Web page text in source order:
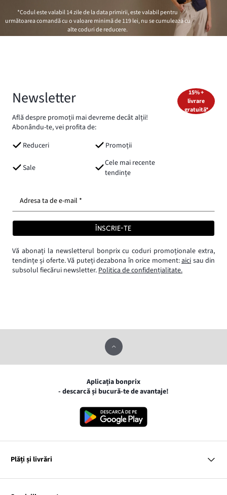
*Codul este valabil 14 zile de la data primirii, este valabil pentru
următoarea comandă cu o valoare minimă de119 lei, nu se cumulează cu
alte coduri de reducere.
Newsletter
Află despre promoții mai devreme decât alții!
Abonându-te, vei profita de:
Reduceri
Promoții
Sale
Cele mai recente
tendințe
15% +
livrare
gratuită*
Adresa ta de e-mail *
ÎNSCRIE-TE
Vă abonați la newsletterul bonprix cu coduri promoționale extra,
tendințe și oferte. Vă puteți dezabona în orice moment:aici sau din
subsolul fiecărui newsletter.Politica de confidențialitate.
Aplicația bonprix
- descarcă și bucură-te de avantaje!
Plăți și livrări